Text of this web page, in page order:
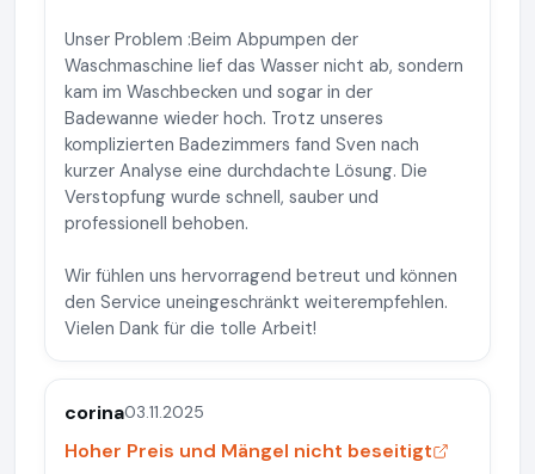
Unser Problem :Beim Abpumpen der
Waschmaschine lief das Wasser nicht ab, sondern
kam im Waschbecken und sogar in der
Badewanne wieder hoch. Trotz unseres
komplizierten Badezimmers fand Sven nach
kurzer Analyse eine durchdachte Lösung. Die
Verstopfung wurde schnell, sauber und
professionell behoben.
Wir fühlen uns hervorragend betreut und können
den Service uneingeschränkt weiterempfehlen.
Vielen Dank für die tolle Arbeit!
corina03.11.2025
Hoher Preis und Mängel nicht beseitigt